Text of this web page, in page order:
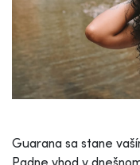
Guarana sa stane
Padne vhod v